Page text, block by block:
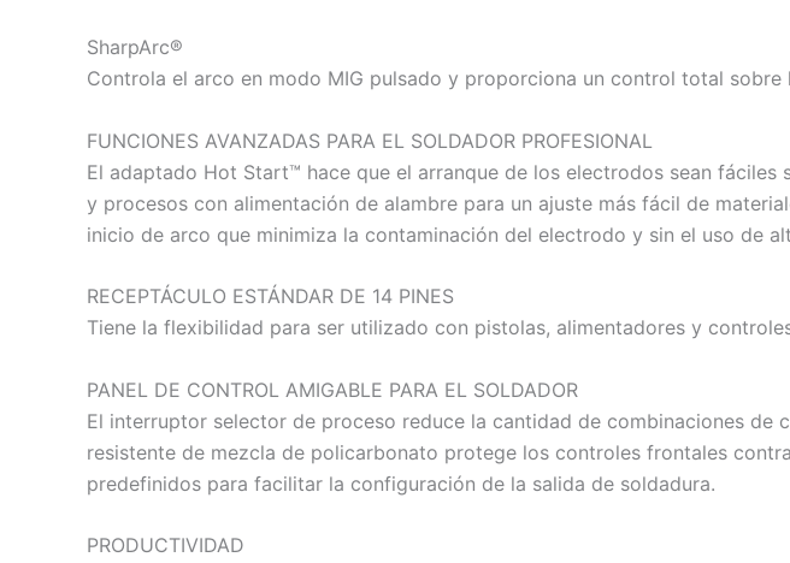
SharpArc®
Controla el arco en modo MIG pulsado y proporciona un control total
FUNCIONES AVANZADAS PARA EL SOLDADOR PROFESIONAL
El adaptado Hot Start™ hace que el arranque de los electrodos sean
y procesos con alimentación de alambre para un ajuste más fácil de
inicio de arco que minimiza la contaminación del electrodo y sin el uso de
RECEPTÁCULO ESTÁNDAR DE 14 PINES
Tiene la flexibilidad para ser utilizado con pistolas, alimentadores y
PANEL DE CONTROL AMIGABLE PARA EL SOLDADOR
El interruptor selector de proceso reduce la cantidad de combinaciones
resistente de mezcla de policarbonato protege los controles frontales
predefinidos para facilitar la configuración de la salida de soldadura.
PRODUCTIVIDAD